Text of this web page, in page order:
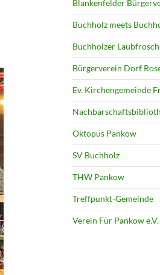
Blankenfelder
Buchholz meets
Buchholzer Laubfrosch
Bürgerverein Dorf
Ev. Kirchengemeinde
Oktopus Pankow
SV Buchholz
THW Pankow
Treffpunkt-Gemeinde
Verein Für Pankow e.V.